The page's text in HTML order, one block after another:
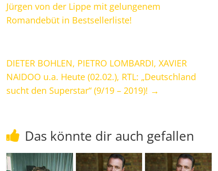
Jürgen von der Lippe mit gelungenem
Romandebüt in Bestsellerliste!
DIETER BOHLEN, PIETRO LOMBARDI, XAVIER
NAIDOO u.a. Heute (02.02.), RTL: „Deutschland
sucht den Superstar“ (9/19 – 2019)! →
Das könnte dir auch gefallen